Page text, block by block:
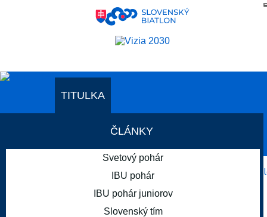
TITULKA
ČLÁNKY
Svetový pohár
IBU pohár
IBU pohár juniorov
Slovenský tím